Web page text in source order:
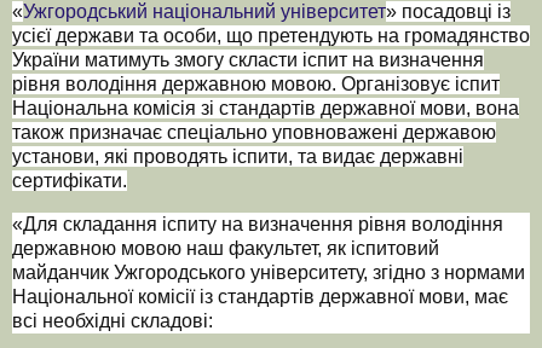
«Ужгородський національний університет» посадовці із
усієї держави та особи, що претендують на громадянство
України матимуть змогу скласти іспит на визначення
рівня володіння державною мовою. Організовує іспит
Національна комісія зі стандартів державної мови, вона
також призначає спеціально уповноважені державою
установи, які проводять іспити, та видає державні
сертифікати.
«Для складання іспиту на визначення рівня володіння
державною мовою наш факультет, як іспитовий
майданчик Ужгородського університету, згідно з нормами
Національної комісії із стандартів державної мови, має
всі необхідні складові: